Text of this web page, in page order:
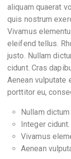
aliquam quaerat
quis nostrum
Vivamus
eleifend tellus.
justo. Nullam
cidunt. Cras
Aenean vulputate
porttitor eu,
Nullam
Integer
Vivamus
Aenean